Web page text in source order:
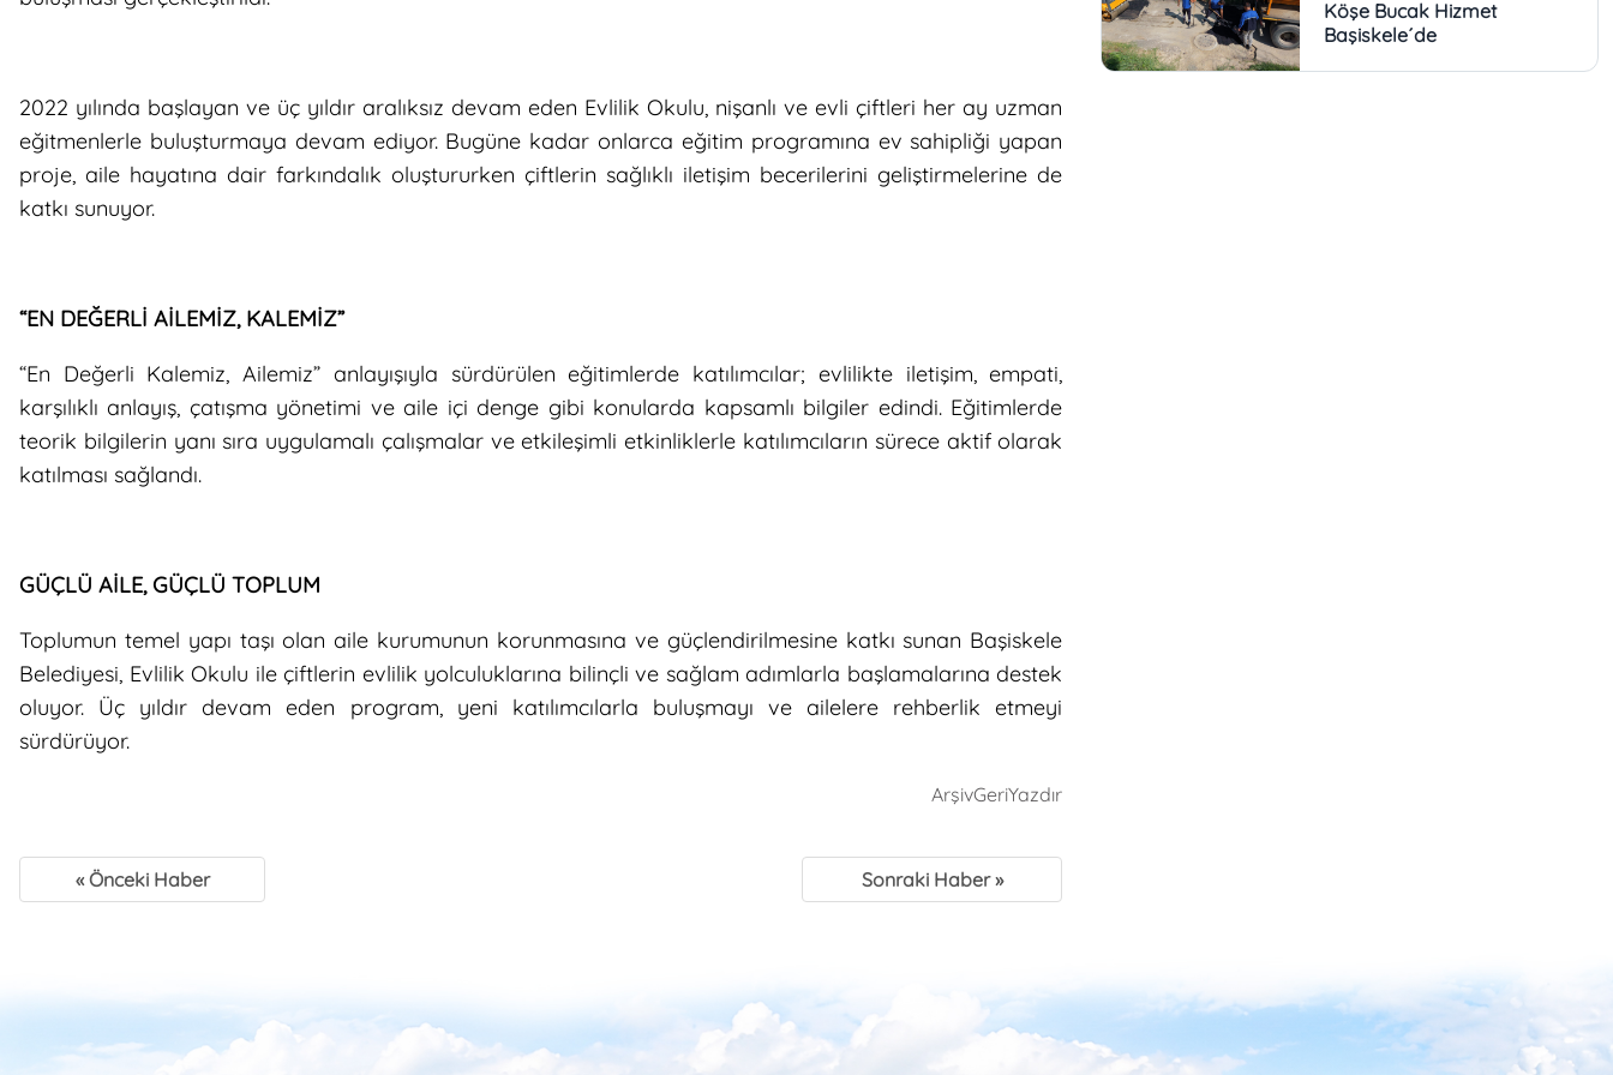
2022 yılında başlayan ve üç yıldır aralıksız devam eden Evlilik Okulu, nişanlı ve evli çiftleri her ay uzman
eğitmenlerle buluşturmaya devam ediyor. Bugüne kadar onlarca eğitim programına ev sahipliği yapan
proje, aile hayatına dair farkındalık oluştururken çiftlerin sağlıklı iletişim becerilerini geliştirmelerine de
katkı sunuyor.
“EN DEĞERLİ AİLEMİZ, KALEMİZ”
“En Değerli Kalemiz, Ailemiz” anlayışıyla sürdürülen eğitimlerde katılımcılar; evlilikte iletişim, empati,
karşılıklı anlayış, çatışma yönetimi ve aile içi denge gibi konularda kapsamlı bilgiler edindi. Eğitimlerde
teorik bilgilerin yanı sıra uygulamalı çalışmalar ve etkileşimli etkinliklerle katılımcıların sürece aktif olarak
katılması sağlandı.
GÜÇLÜ AİLE, GÜÇLÜ TOPLUM
Toplumun temel yapı taşı olan aile kurumunun korunmasına ve güçlendirilmesine katkı sunan Başiskele
Belediyesi, Evlilik Okulu ile çiftlerin evlilik yolculuklarına bilinçli ve sağlam adımlarla başlamalarına destek
oluyor. Üç yıldır devam eden program, yeni katılımcılarla buluşmayı ve ailelere rehberlik etmeyi
sürdürüyor.
ArşivGeriYazdır
« Önceki Haber Sonraki Haber »
Köşe Bucak Hizmet
Başiskele´de